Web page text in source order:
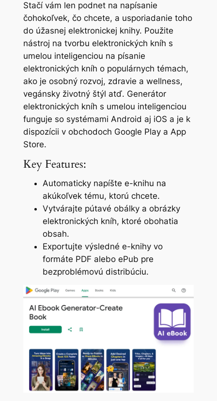
Stačí vám len podnet na napísanie
čohokoľvek, čo chcete, a usporiadanie toho
do úžasnej elektronickej knihy. Použite
nástroj na tvorbu elektronických kníh s
umelou inteligenciou na písanie
elektronických kníh o populárnych témach,
ako je osobný rozvoj, zdravie a wellness,
vegánsky životný štýl atď. Generátor
elektronických kníh s umelou inteligenciou
funguje so systémami Android aj iOS a je k
dispozícii v obchodoch Google Play a App
Store.
Key Features:
Automaticky napíšte e-knihu na
akúkoľvek tému, ktorú chcete.
Vytvárajte pútavé obálky a obrázky
elektronických kníh, ktoré obohatia
obsah.
Exportujte výsledné e-knihy vo
formáte PDF alebo ePub pre
bezproblémovú distribúciu.